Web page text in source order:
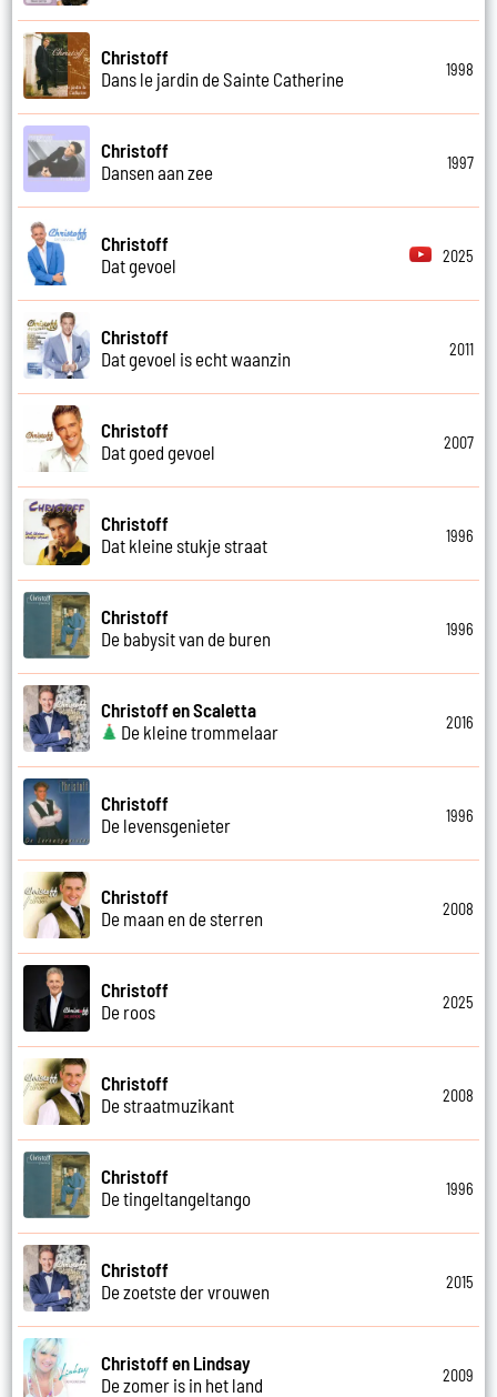
Christoff
Dans le jardin de Sainte Catherine
1998
Christoff
Dansen aan zee
1997
Christoff
Dat gevoel
2025
Christoff
Dat gevoel is echt waanzin
2011
Christoff
Dat goed gevoel
2007
Christoff
Dat kleine stukje straat
1996
Christoff
De babysit van de buren
1996
Christoff en Scaletta
De kleine trommelaar
2016
Christoff
De levensgenieter
1996
Christoff
De maan en de sterren
2008
Christoff
De roos
2025
Christoff
De straatmuzikant
2008
Christoff
De tingeltangeltango
1996
Christoff
De zoetste der vrouwen
2015
Christoff en Lindsay
De zomer is in het land
2009